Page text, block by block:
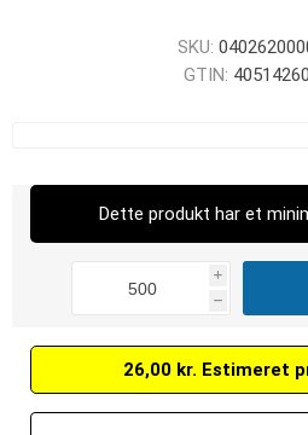
SKU:
GTIN:
Dette produkt har et
i
h
26,00 kr. Estimeret